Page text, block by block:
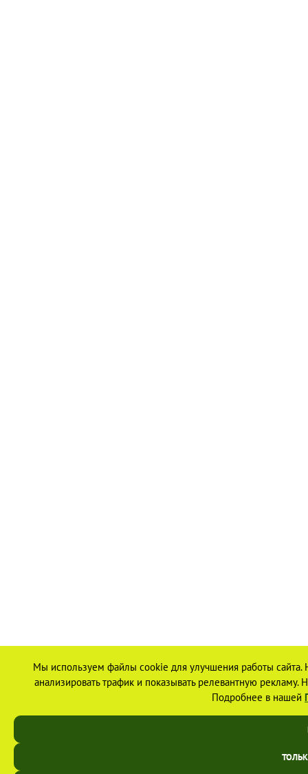
Мы используем файлы cookie для улучшения работы
анализировать трафик и показывать релевантную
Подробнее в нашей